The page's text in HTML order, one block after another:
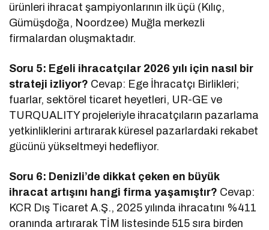
ürünleri ihracat şampiyonlarının ilk üçü (Kılıç,
Gümüşdoğa, Noordzee) Muğla merkezli
firmalardan oluşmaktadır.
Soru 5: Egeli ihracatçılar 2026 yılı için nasıl bir
strateji izliyor? Cevap: Ege İhracatçı Birlikleri;
fuarlar, sektörel ticaret heyetleri, UR-GE ve
TURQUALITY projeleriyle ihracatçıların pazarlama
yetkinliklerini artırarak küresel pazarlardaki rekabet
gücünü yükseltmeyi hedefliyor.
Soru 6: Denizli’de dikkat çeken en büyük
ihracat artışını hangi firma yaşamıştır? Cevap:
KCR Dış Ticaret A.Ş., 2025 yılında ihracatını %411
oranında artırarak TİM listesinde 515 sıra birden